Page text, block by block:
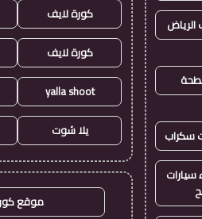
سكراب
كورة لايف
كورة لايف
yalla shoot
يلا شوت
موقع